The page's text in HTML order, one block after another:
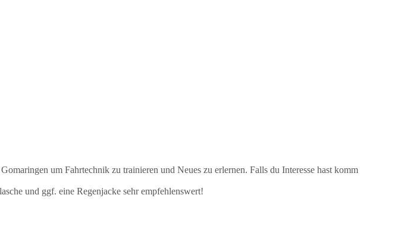
um Fahrtechnik zu trainieren und Neues zu erlernen. Falls du Interesse hast komm
und ggf. eine Regenjacke sehr empfehlenswert!